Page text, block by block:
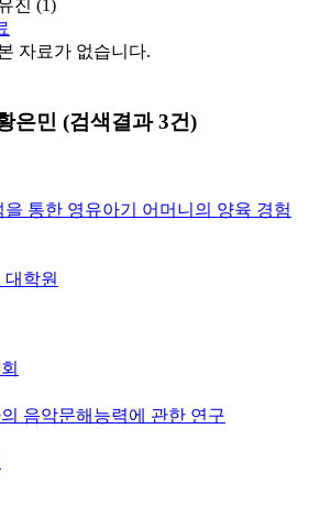
진 (1)
자료가 없습니다.
은민 (검색결과 3건)
을 통한 영유아기 어머니의 양육 경험
대학원
음악문해능력에 관한 연구